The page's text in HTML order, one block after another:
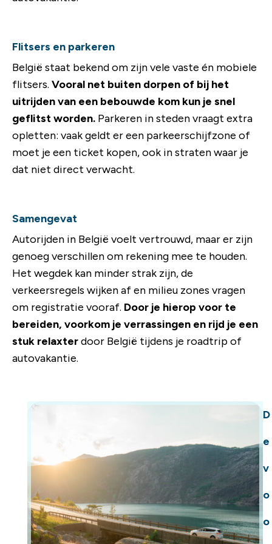
Flitsers en parkeren
België staat bekend om zijn vele vaste én mobiele
flitsers. Vooral net buiten dorpen of bij het
uitrijden van een bebouwde kom kun je snel
geflitst worden. Parkeren in steden vraagt extra
opletten: vaak geldt er een parkeerschijfzone of
moet je een ticket kopen, ook in straten waar je
dat niet direct verwacht.
Samengevat
Autorijden in België voelt vertrouwd, maar er zijn
genoeg verschillen om rekening mee te houden.
Het wegdek kan minder strak zijn, de
verkeersregels wijken af en milieu zones vragen
om registratie vooraf. Door je hierop voor te
bereiden, voorkom je verrassingen en rijd je een
stuk relaxterdoor België tijdens je roadtrip of
autovakantie.
D
e
v
o
o